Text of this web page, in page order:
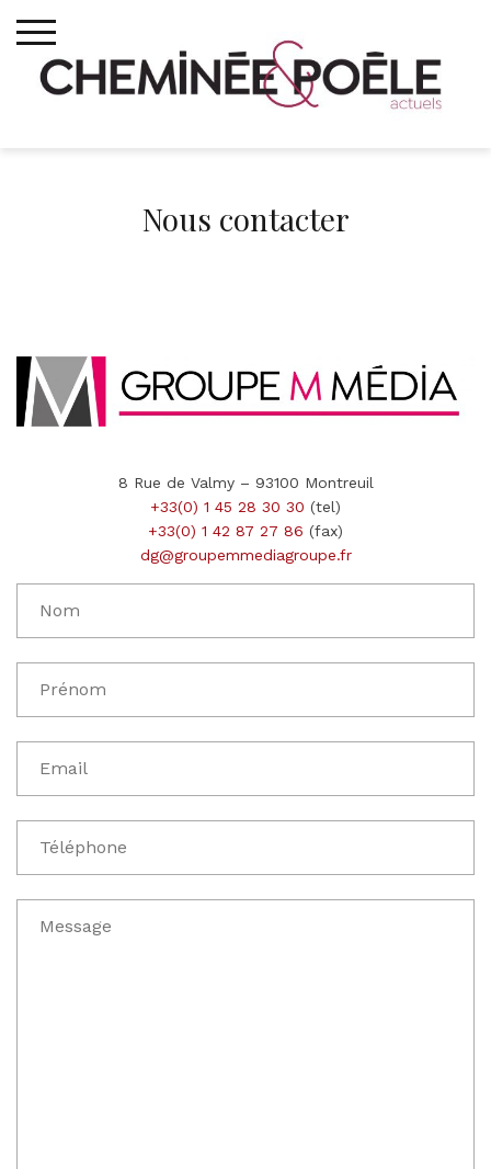
content
Nous contacter
8 Rue de Valmy – 93100 Montreuil
+33(0) 1 45 28 30 30 (tel)
+33(0) 1 42 87 27 86 (fax)
dg@groupemmediagroupe.fr